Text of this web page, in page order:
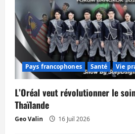
n
d
’
a
r
t
Pays francophones Santé Vie
L’Oréal veut révolutionner le
Thaïlande
Geo Valin 16 Juil 2026